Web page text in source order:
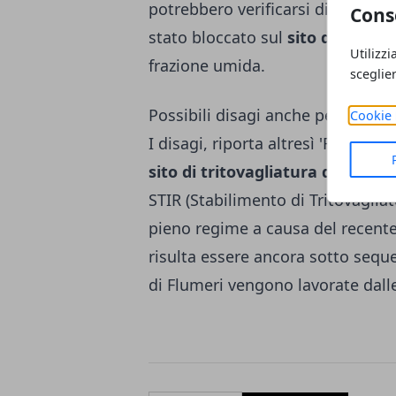
Cookie
potrebbero verificarsi disagi
stato bloccato sul sito di
frazione umida.
Possibili disagi anche per stir
I disagi, riporta altresì
sito di tritovagliatura di
STIR (Stabilimento di
pieno regime a causa del
risulta essere ancora sotto
di Flumeri vengono lavorate